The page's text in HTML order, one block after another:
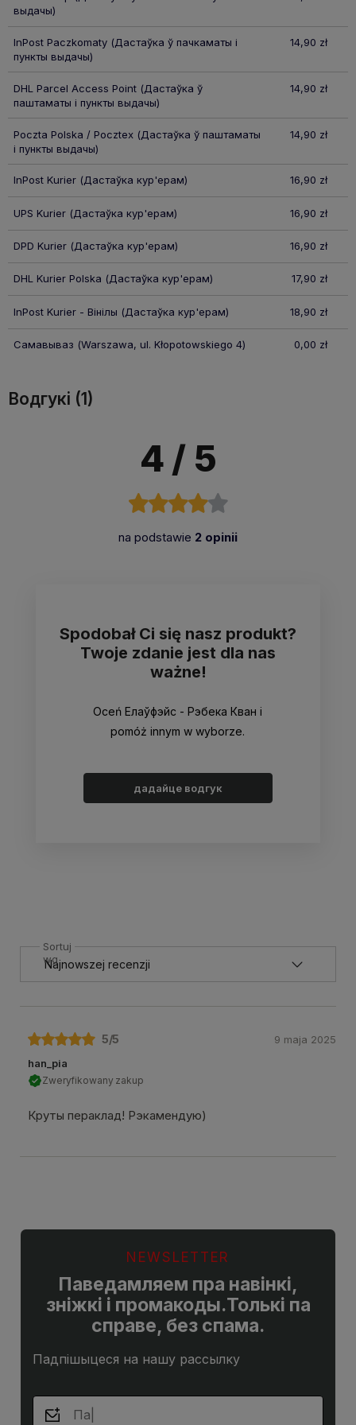
выдачы)
InPost Paczkomaty(Дастаўка ў пачкаматы і
пункты выдачы)
14,90 zł
DHL Parcel Access Point(Дастаўка ў
паштаматы і пункты выдачы)
14,90 zł
Poczta Polska / Pocztex(Дастаўка ў паштаматы
і пункты выдачы)
14,90 zł
InPost Kurier(Дастаўка кур'ерам) 16,90 zł
UPS Kurier(Дастаўка кур'ерам) 16,90 zł
DPD Kurier(Дастаўка кур'ерам) 16,90 zł
DHL Kurier Polska (Дастаўка кур'ерам) 17,90 zł
InPost Kurier - Вінілы (Дастаўка кур'ерам) 18,90 zł
Самавываз (Warszawa, ul. Kłopotowskiego 4) 0,00 zł
Водгукі (1)
4 / 5
na podstawie 2 opinii
Spodobał Ci się nasz produkt?
Twoje zdanie jest dla nas
ważne!
Oceń Елаўфэйс - Рэбека Кван i
pomóż innym w wyborze.
дадайце водгук
Sortuj
wg
5/5
han_pia
Zweryfikowany zakup
Круты пераклад! Рэкамендую)
9 maja 2025
NEWSLETTER
Паведамляем пра навінкі,
зніжкі і промакоды.Толькі па
справе, без спама.
Падпішыцеся на нашу рассылку